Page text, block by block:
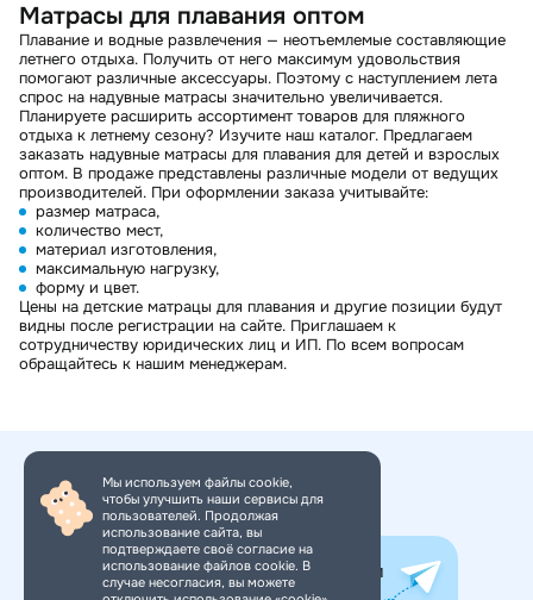
Матрасы для плавания оптом
Плавание и водные развлечения — неотъемлемые составляющие
летнего отдыха. Получить от него максимум удовольствия
помогают различные аксессуары. Поэтому с наступлением лета
спрос на надувные матрасы значительно увеличивается.
Планируете расширить ассортимент товаров для пляжного
отдыха к летнему сезону? Изучите наш каталог. Предлагаем
заказать надувные матрасы для плавания для детей и взрослых
оптом. В продаже представлены различные модели от ведущих
производителей. При оформлении заказа учитывайте:
размер матраса,
количество мест,
материал изготовления,
максимальную нагрузку,
форму и цвет.
Цены на детские матрацы для плавания и другие позиции будут
видны после регистрации на сайте. Приглашаем к
сотрудничеству юридических лиц и ИП. По всем вопросам
обращайтесь к нашим менеджерам.
+7 (495) 150-34-11
Все самое интересное в нашем
Мы используем файлы cookie,
чтобы улучшить наши сервисы для
пользователей. Продолжая
использование сайта, вы
подтверждаете своё согласие на
использование файлов cookie. В
случае несогласия, вы можете